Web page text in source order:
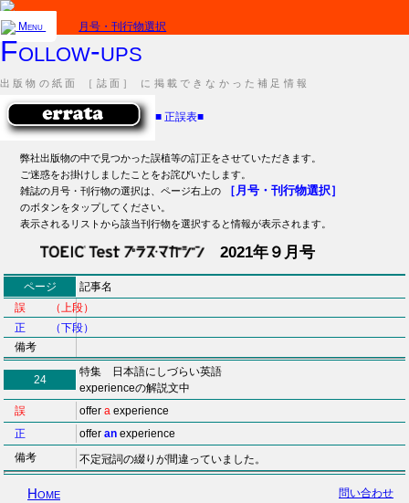
Menu 月号・刊行物選択
Follow-ups
出版物の紙面 ［誌面］ に掲載できなかった補足情報
■ 正誤表■
弊社出版物の中で見つかった誤植等の訂正をさせていただきます。
ご迷惑をお掛けしましたことをお詫びいたします。
雑誌の月号・刊行物の選択は、ページ右上の
［月号・刊行物選択］
のボタンをタップしてください。
表示されるリストから該当刊行物を選択すると情報が表示されます。
2021年９月号
ページ
記事名
誤 （上段）
正 （下段）
備考
24
特集 日本語にしづらい英語
experienceの解説文中
誤
offera experience
正
offeran experience
備考
不定冠詞の綴りが間違っていました。
Home 問い合わせ